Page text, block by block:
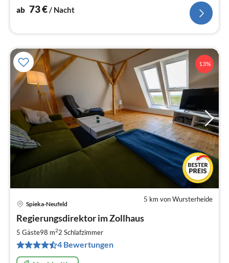
ab 73€/ Nacht
13%
5 km von Wursterheide
Spieka-Neufeld
Regierungsdirektor im Zollhaus
5 Gäste98 m22 Schlafzimmer
4 Bewertungen